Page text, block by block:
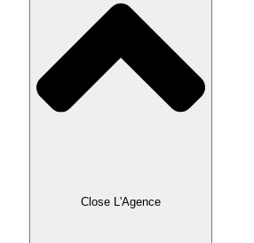
Close L'Agence